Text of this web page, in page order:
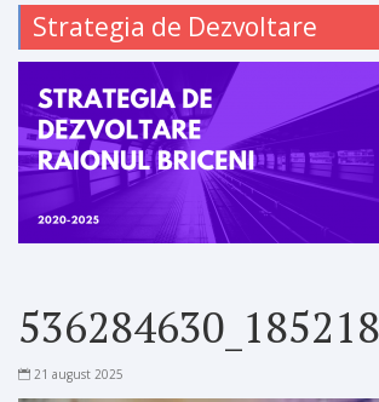
Strategia de Dezvoltare
21 august 2025